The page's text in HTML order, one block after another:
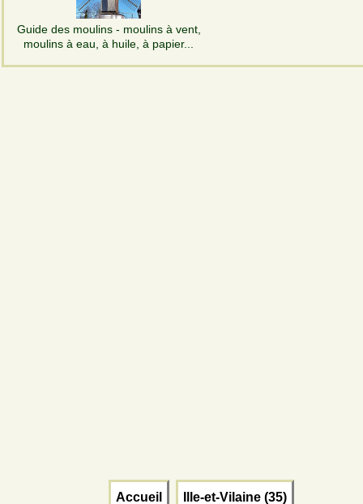
Guide des moulins - moulins à vent,
moulins à eau, à huile, à papier...
Accueil Ille-et-Vilaine (35)